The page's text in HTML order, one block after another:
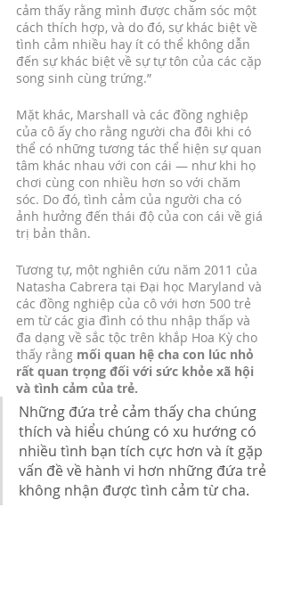
cảm thấy rằng mình được chăm sóc một
cách thích hợp, và do đó, sự khác biệt về
tình cảm nhiều hay ít có thể không dẫn
đến sự khác biệt về sự tự tôn của các cặp
song sinh cùng trứng.”
Mặt khác, Marshall và các đồng nghiệp
của cô ấy cho rằng người cha đôi khi có
thể có những tương tác thể hiện sự quan
tâm khác nhau với con cái — như khi họ
chơi cùng con nhiều hơn so với chăm
sóc. Do đó, tình cảm của người cha có
ảnh hưởng đến thái độ của con cái về giá
trị bản thân.
Tương tự, một nghiên cứu năm 2011 của
Natasha Cabrera tại Đại học Maryland và
các đồng nghiệp của cô với hơn 500 trẻ
em từ các gia đình có thu nhập thấp và
đa dạng về sắc tộc trên khắp Hoa Kỳ cho
thấy rằng mối quan hệ cha con lúc nhỏ
rất quan trọng đối với sức khỏe xã hội
và tình cảm của trẻ.
Những đứa trẻ cảm thấy cha chúng
thích và hiểu chúng có xu hướng có
nhiều tình bạn tích cực hơn và ít gặp
vấn đề về hành vi hơn những đứa trẻ
không nhận được tình cảm từ cha.